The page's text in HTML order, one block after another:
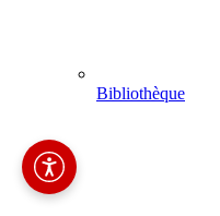
Bibliothèque